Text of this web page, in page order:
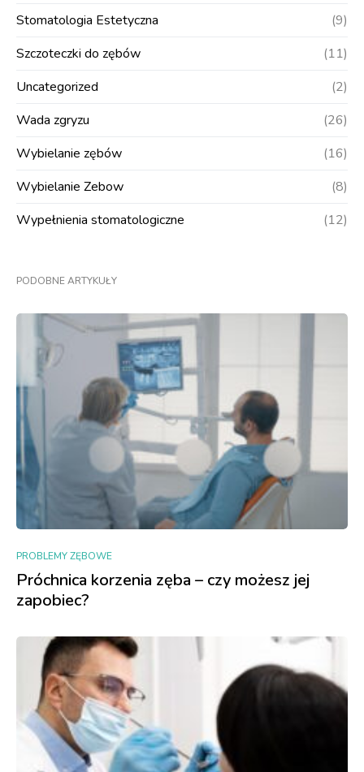
Stomatologia Estetyczna
(9)
Szczoteczki do zębów
(11)
Uncategorized
(2)
Wada zgryzu
(26)
Wybielanie zębów
(16)
Wybielanie Zebow
(8)
Wypełnienia stomatologiczne
(12)
PODOBNE ARTYKUŁY
PROBLEMY ZĘBOWE
Próchnica korzenia zęba – czy możesz jej
zapobiec?